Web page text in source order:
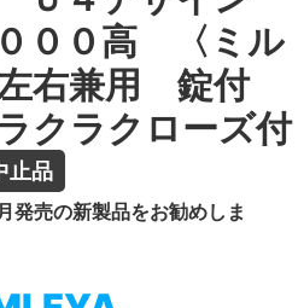
００高 〈ミル
右兼用 錠付
クラクローズ付
品
売の新製品をお勧めしま